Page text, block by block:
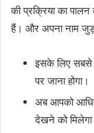
की प्रक्रिया का
हैं। और अपना नाम
इसके लिए सबसे
पर जाना होगा।
अब आपको
देखने को